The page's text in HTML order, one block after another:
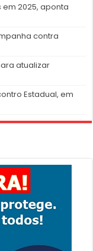
2025, aponta
contra
atualizar
Estadual, em